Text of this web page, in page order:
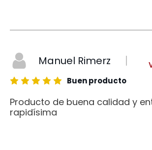
Manuel Rimerz
Buen producto
Producto de buena calidad y
rapidísima